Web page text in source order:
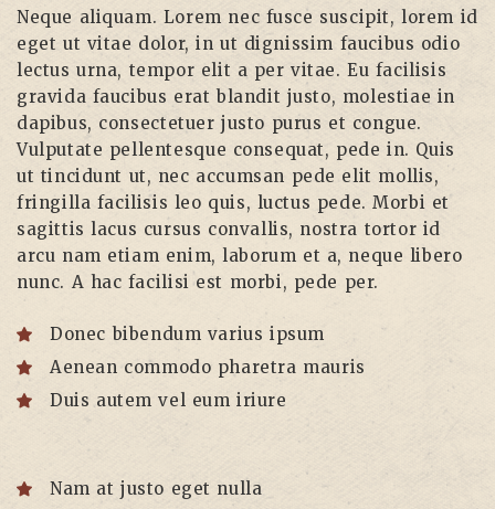
Neque aliquam. Lorem nec fusce suscipit, lorem id
eget ut vitae dolor, in ut dignissim faucibus odio
lectus urna, tempor elit a per vitae. Eu facilisis
gravida faucibus erat blandit justo, molestiae in
dapibus, consectetuer justo purus et congue.
Vulputate pellentesque consequat, pede in. Quis
ut tincidunt ut, nec accumsan pede elit mollis,
fringilla facilisis leo quis, luctus pede. Morbi et
sagittis lacus cursus convallis, nostra tortor id
arcu nam etiam enim, laborum et a, neque libero
nunc. A hac facilisi est morbi, pede per.
Donec bibendum varius ipsum
Aenean commodo pharetra mauris
Duis autem vel eum iriure
Nam at justo eget nulla